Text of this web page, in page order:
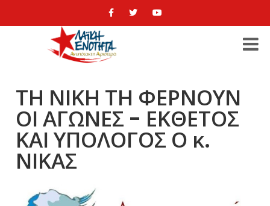
ΤΗ ΝΙΚΗ ΤΗ ΦΕΡΝΟΥΝ
ΟΙ ΑΓΩΝΕΣ - ΕΚΘΕΤΟΣ
ΚΑΙ ΥΠΟΛΟΓΟΣ Ο κ.
ΝΙΚΑΣ